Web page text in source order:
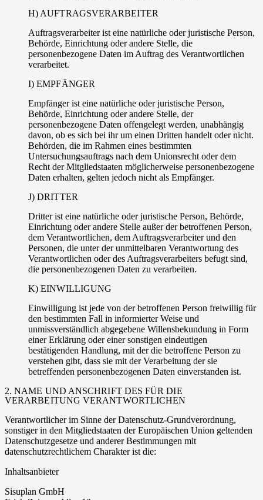
H) AUFTRAGSVERARBEITER
Auftragsverarbeiter ist eine natürliche oder juristische Person,
Behörde, Einrichtung oder andere Stelle, die
personenbezogene Daten im Auftrag des Verantwortlichen
verarbeitet.
I) EMPFÄNGER
Empfänger ist eine natürliche oder juristische Person,
Behörde, Einrichtung oder andere Stelle, der
personenbezogene Daten offengelegt werden, unabhängig
davon, ob es sich bei ihr um einen Dritten handelt oder nicht.
Behörden, die im Rahmen eines bestimmten
Untersuchungsauftrags nach dem Unionsrecht oder dem
Recht der Mitgliedstaaten möglicherweise personenbezogene
Daten erhalten, gelten jedoch nicht als Empfänger.
J) DRITTER
Dritter ist eine natürliche oder juristische Person, Behörde,
Einrichtung oder andere Stelle außer der betroffenen Person,
dem Verantwortlichen, dem Auftragsverarbeiter und den
Personen, die unter der unmittelbaren Verantwortung des
Verantwortlichen oder des Auftragsverarbeiters befugt sind,
die personenbezogenen Daten zu verarbeiten.
K) EINWILLIGUNG
Einwilligung ist jede von der betroffenen Person freiwillig für
den bestimmten Fall in informierter Weise und
unmissverständlich abgegebene Willensbekundung in Form
einer Erklärung oder einer sonstigen eindeutigen
bestätigenden Handlung, mit der die betroffene Person zu
verstehen gibt, dass sie mit der Verarbeitung der sie
betreffenden personenbezogenen Daten einverstanden ist.
2. NAME UND ANSCHRIFT DES FÜR DIE
VERARBEITUNG VERANTWORTLICHEN
Verantwortlicher im Sinne der Datenschutz-Grundverordnung,
sonstiger in den Mitgliedstaaten der Europäischen Union geltenden
Datenschutzgesetze und anderer Bestimmungen mit
datenschutzrechtlichem Charakter ist die:
Inhaltsanbieter
Sisuplan GmbH